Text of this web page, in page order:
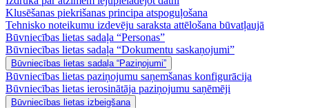
Klusēšanas piekrišanas principa atspoguļošana
Tehnisko noteikumu izdevēju saraksta attēlošana būvatļaujā
Būvniecības lietas sadaļa “Personas”
Būvniecības lietas sadaļa “Dokumentu saskaņojumi”
Būvniecības lietas sadaļa “Paziņojumi”
Būvniecības lietas paziņojumu saņemšanas konfigurācija
Būvniecības lietas ierosinātāja paziņojumu saņēmēji
Būvniecības lietas izbeigšana